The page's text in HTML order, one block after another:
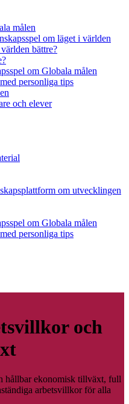
målen
om läget i världen
bättre?
om Globala målen
personliga tips
och elever
om utvecklingen
om Globala målen
personliga tips
och
hållbar ekonomisk tillväxt, full
arbetsvillkor för alla